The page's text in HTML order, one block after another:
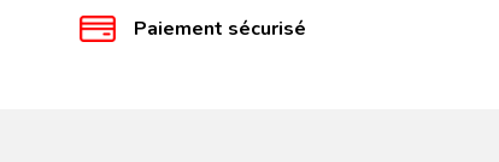
Paiement sécurisé